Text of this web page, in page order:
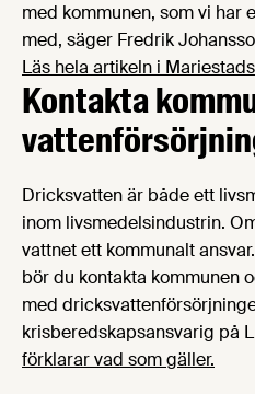
med kommunen, som vi har
med, säger Fredrik
Läs hela artikeln i
Kontakta
Dricksvatten är både ett
inom livsmedelsindustrin.
vattnet ett kommunalt
bör du kontakta kommunen
med
krisberedskapsansvarig på
förklarar vad som gäller.